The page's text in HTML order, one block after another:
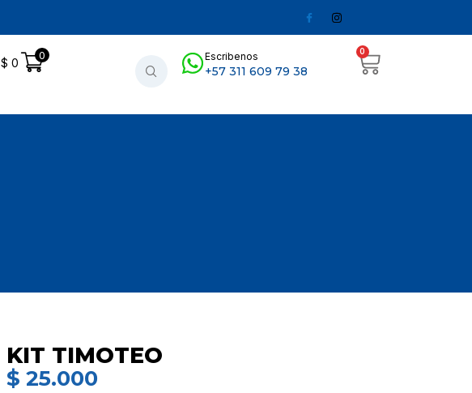
$ 0
0 Escribenos
+57 311 609 79 38
0
KIT TIMOTEO
$ 25.000